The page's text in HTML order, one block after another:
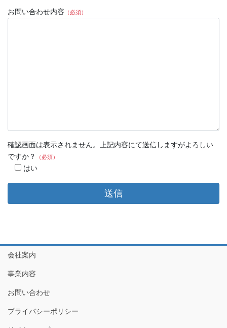
お問い合わせ内容 （必須）
確認画面は表示されません。上記内容にて送信しますがよろしい
ですか？
（必須）
はい
会社案内
事業内容
お問い合わせ
プライバシーポリシー